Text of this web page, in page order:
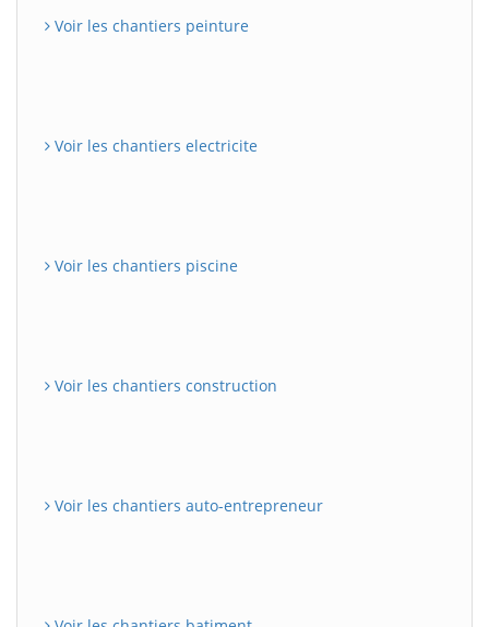
Voir les chantiers peinture
Voir les chantiers electricite
Voir les chantiers piscine
Voir les chantiers construction
Voir les chantiers auto-entrepreneur